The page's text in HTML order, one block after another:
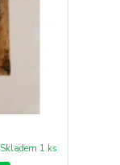
Skladem 1 ks